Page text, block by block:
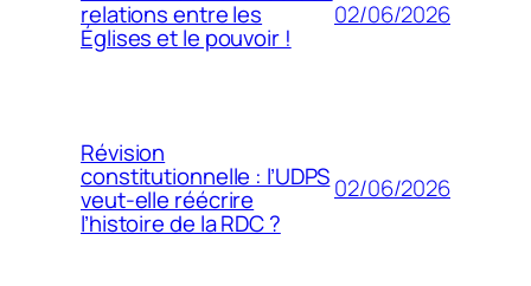
relations entre les
Églises et le pouvoir !
02/06/2026
Révision
constitutionnelle : l’UDPS
veut-elle réécrire
l’histoire de la RDC ?
02/06/2026